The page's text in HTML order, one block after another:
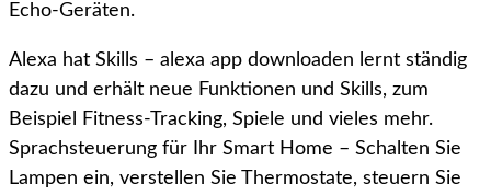
Echo-Geräten.
Alexa hat Skills – alexa app downloaden lernt ständig
dazu und erhält neue Funktionen und Skills, zum
Beispiel Fitness-Tracking, Spiele und vieles mehr.
Sprachsteuerung für Ihr Smart Home – Schalten Sie
Lampen ein, verstellen Sie Thermostate, steuern Sie